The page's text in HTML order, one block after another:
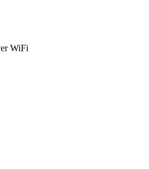
WiFi